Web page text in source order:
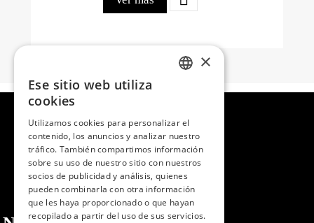
PORTUGUESE
×
Ese sitio web utiliza
cookies
Utilizamos cookies para personalizar el
contenido, los anuncios y analizar nuestro
tráfico. También compartimos información
sobre su uso de nuestro sitio con nuestros
socios de publicidad y análisis, quienes
pueden combinarla con otra información
que les haya proporcionado o que hayan
recopilado a partir del uso de sus servicios.